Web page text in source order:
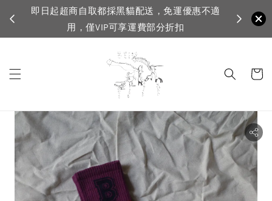
運優惠不適
扣
VIP滿1500免運，一般會員滿3500免運